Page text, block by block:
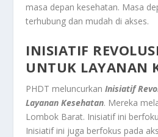
masa depan kesehatan. Masa
terhubung dan mudah di akses.
INISIATIF
UNTUK LAYANAN
PHDT meluncurkanInisiatif
Layanan Kesehatan. Mereka
Lombok Barat. Inisiatif ini
Inisiatif ini juga berfokus pada